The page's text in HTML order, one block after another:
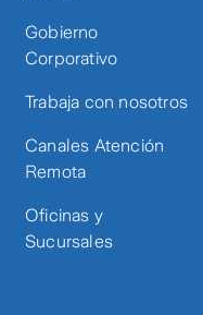
Gobierno
Corporativo
Trabaja con nosotros
Canales Atención
Remota
Oficinas y
Sucursales